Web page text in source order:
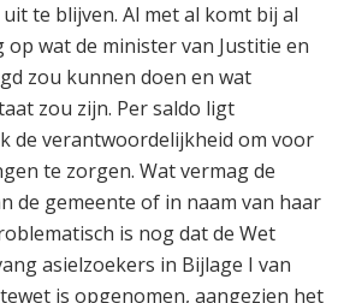
te blijven. Al met al komt bij al
op wat de minister van Justitie en
zou kunnen doen en wat
zou zijn. Per saldo ligt
de verantwoordelijkheid om voor
te zorgen. Wat vermag de
de gemeente of in naam van haar
is nog dat de Wet
asielzoekers in Bijlage I van
is opgenomen, aangezien het